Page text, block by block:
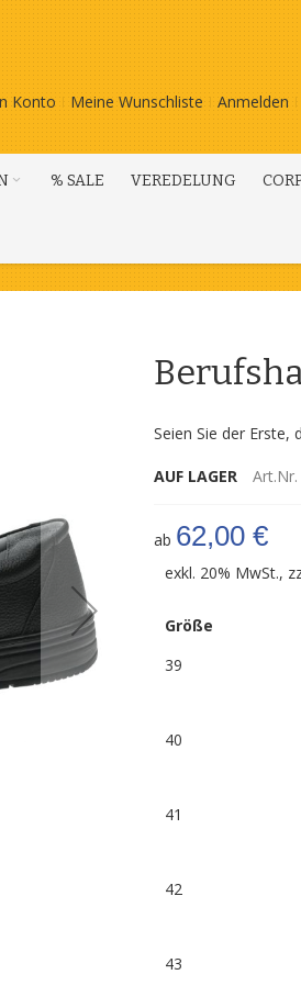
Konto Meine Wunschliste Anmelden
% SALE VEREDELUNG
Seien Sie der Erste,
AUF LAGER Art.Nr.
ab 62,00 €
exkl. 20% MwSt.,
Größe
39
40
41
42
43